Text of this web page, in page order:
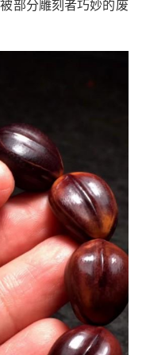
部分雕刻者巧妙的废